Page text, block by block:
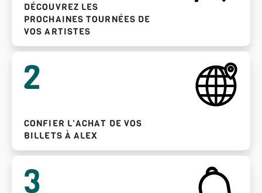
DÉCOUVREZ LES
PROCHAINES TOURNÉES DE
VOS ARTISTES
2
CONFIER L'ACHAT DE VOS
BILLETS À ALEX
3